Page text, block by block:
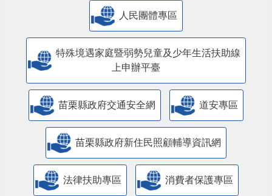
人民團體專區
特殊境遇家庭暨弱勢兒童及少年生活扶助線
上申辦平臺
苗栗縣政府交通安全網 道安專區
苗栗縣政府新住民照顧輔導資訊網
法律扶助專區 消費者保護專區